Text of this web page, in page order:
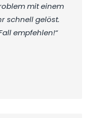
mit einem
schnell gelöst.
empfehlen!“